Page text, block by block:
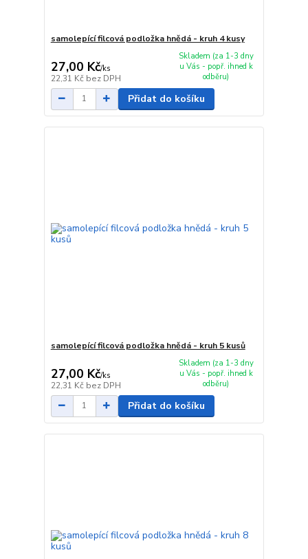
samolepící filcová podložka hnědá - kruh 4 kusy
27,00 Kč/ks
22,31 Kč bez DPH
Skladem (za 1-3 dny
u Vás - popř. ihned k
odběru)
Přidat do košíku
samolepící filcová podložka hnědá - kruh 5 kusů
27,00 Kč/ks
22,31 Kč bez DPH
Skladem (za 1-3 dny
u Vás - popř. ihned k
odběru)
Přidat do košíku